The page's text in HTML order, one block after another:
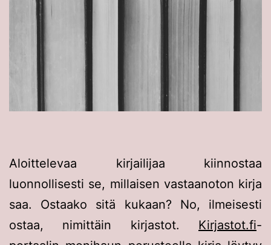
Aloittelevaa kirjailijaa kiinnostaa
luonnollisesti se, millaisen vastaanoton kirja
saa. Ostaako sitä kukaan? No, ilmeisesti
ostaa, nimittäin kirjastot. Kirjastot.fi-